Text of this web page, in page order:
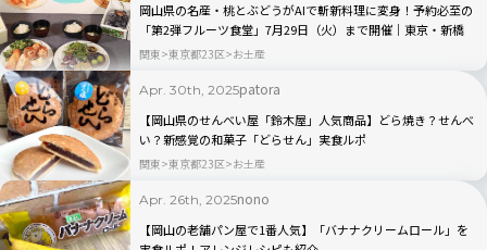
岡山県の名産・桃とぶどうがAIで斬新料理に変身！予約必至の
「第2弾フルーツ食堂」7月29日（火）まで開催｜東京・新橋
関東 東京都23区 お土産
Apr. 30th, 2025patora
【岡山県のせんべい屋「鈴木屋」人気商品】どら焼き？せんべ
い？新感覚の和菓子「どらせん」実食ルポ
関東 東京都23区 お土産
Apr. 26th, 2025nono
【岡山の老舗パン屋で1番人気】「バナナクリームロール」を